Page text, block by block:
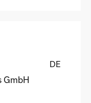
DE
GmbH